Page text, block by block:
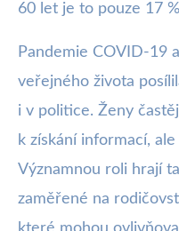
60 let je to pouze 17
Pandemie COVID-19
veřejného života
i v politice. Ženy
k získání informací,
Významnou roli hrají
zaměřené na